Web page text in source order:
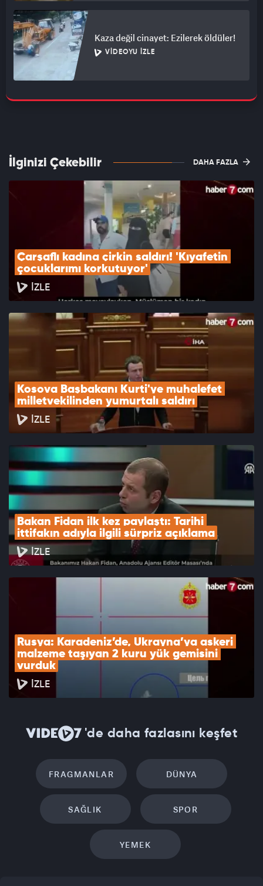
Kaza değil cinayet: Ezilerek öldüler!
VIDEOYU İZLE
İlginizi Çekebilir DAHA FAZLA
Çarşaflı kadına çirkin saldırı! 'Kıyafetin
çocuklarımı korkutuyor'
İZLE
Kosova Başbakanı Kurti'ye muhalefet
milletvekilinden yumurtalı saldırı
İZLE
Bakan Fidan ilk kez paylaştı: Tarihi
ittifakın adıyla ilgili sürpriz açıklama
İZLE
Rusya: Karadeniz’de, Ukrayna’ya askeri
malzeme taşıyan 2 kuru yük gemisini
vurduk
İZLE
'de daha fazlasını keşfet
FRAGMANLAR DÜNYA
SAĞLIK SPOR
YEMEK